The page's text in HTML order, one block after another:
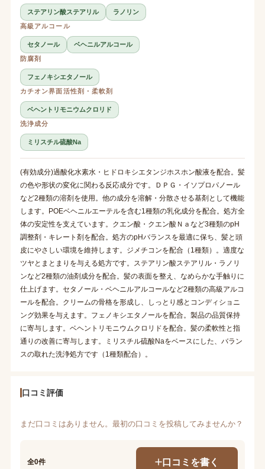
ステアリン酸ステアリル
ラノリン
高級アルコール
セタノール
ベヘニルアルコール
防腐剤
フェノキシエタノール
カチオン界面活性剤・柔軟剤
ベヘントリモニウムクロリド
洗浄成分
ミリスチル硫酸Na
(有効成分)過酸化水素水・ヒドロキシエタンジホスホン酸液を配合。髪
の色や形状の変化に関わる反応成分です。ＤＰＧ・イソプロパノール
など2種類の溶剤を使用。他の成分を溶解・分散させる基剤として機能
します。POEベヘニルエーテルを含む1種類の乳化成分を配合。処方全
体の安定性を支えています。クエン酸・クエン酸Ｎａなど3種類のpH
調整剤・キレート剤を配合。処方のpHバランスを最適に保ち、髪と頭
皮にやさしい環境を維持します。ジメチコンを配合（1種類）。適度な
ツヤとまとまりを与える処方です。ステアリン酸ステアリル・ラノリ
ンなど2種類の油剤成分を配合。髪の表面を整え、なめらかな手触りに
仕上げます。セタノール・ベヘニルアルコールなど2種類の高級アルコ
ールを配合。クリームの骨格を形成し、しっとり感とコンディショニ
ング効果を与えます。フェノキシエタノールを配合。製品の品質保持
に寄与します。ベヘントリモニウムクロリドを配合。髪の柔軟性と指
通りの改善に寄与します。ミリスチル硫酸Naをベースにした、バラン
スの取れた洗浄処方です（1種類配合）。
口コミ評価
まだ口コミはありません。最初の口コミを投稿してみませんか？
全0件 口コミを書く